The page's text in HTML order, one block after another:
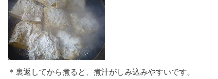
＊裏返してから煮ると、煮汁がしみ込みやすいです。